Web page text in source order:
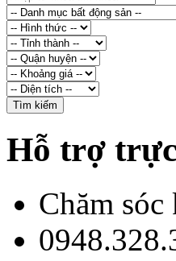
Hỗ trợ
Chăm sóc